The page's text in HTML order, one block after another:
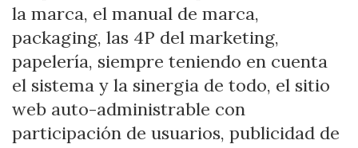
la marca, el manual de marca,
packaging, las 4P del marketing,
papelería, siempre teniendo en cuenta
el sistema y la sinergia de todo, el sitio
web auto-administrable con
participación de usuarios, publicidad de